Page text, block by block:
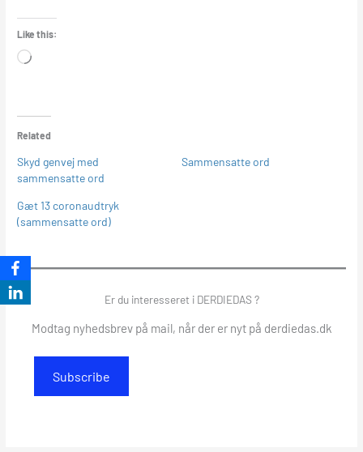
Like this:
Loading…
Related
Skyd genvej med
sammensatte ord
Sammensatte ord
Gæt 13 coronaudtryk
(sammensatte ord)
Er du interesseret i DERDIEDAS ?
Modtag nyhedsbrev på mail, når der er nyt på derdiedas.dk
Subscribe